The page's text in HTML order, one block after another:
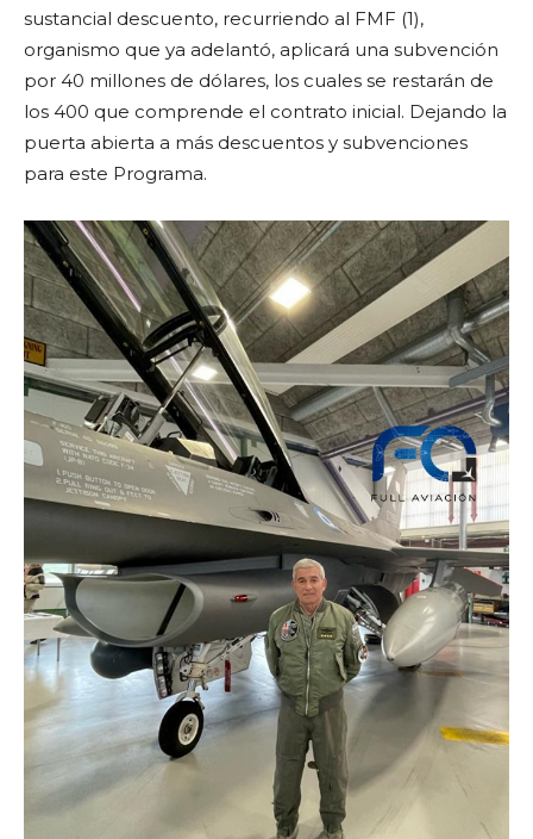
sustancial descuento, recurriendo al FMF (1),
organismo que ya adelantó, aplicará una subvención
por 40 millones de dólares, los cuales se restarán de
los 400 que comprende el contrato inicial. Dejando la
puerta abierta a más descuentos y subvenciones
para este Programa.